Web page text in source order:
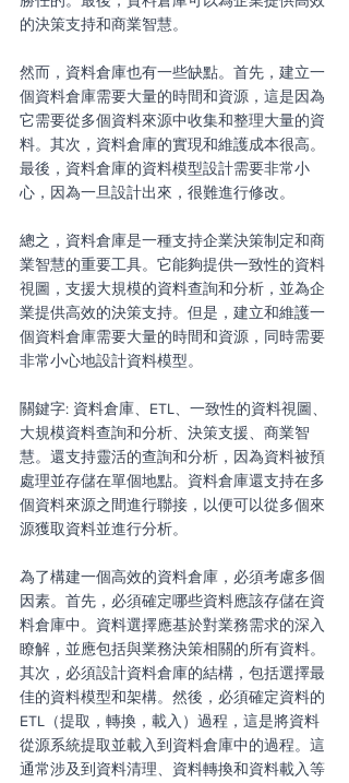
的決策支持和商業智慧。
然而，資料倉庫也有一些缺點。首先，建立一
個資料倉庫需要大量的時間和資源，這是因為
它需要從多個資料來源中收集和整理大量的資
料。其次，資料倉庫的實現和維護成本很高。
最後，資料倉庫的資料模型設計需要非常小
心，因為一旦設計出來，很難進行修改。
總之，資料倉庫是一種支持企業決策制定和商
業智慧的重要工具。它能夠提供一致性的資料
視圖，支援大規模的資料查詢和分析，並為企
業提供高效的決策支持。但是，建立和維護一
個資料倉庫需要大量的時間和資源，同時需要
非常小心地設計資料模型。
關鍵字: 資料倉庫、ETL、一致性的資料視圖、
大規模資料查詢和分析、決策支援、商業智
慧。還支持靈活的查詢和分析，因為資料被預
處理並存儲在單個地點。資料倉庫還支持在多
個資料來源之間進行聯接，以便可以從多個來
源獲取資料並進行分析。
為了構建一個高效的資料倉庫，必須考慮多個
因素。首先，必須確定哪些資料應該存儲在資
料倉庫中。資料選擇應基於對業務需求的深入
瞭解，並應包括與業務決策相關的所有資料。
其次，必須設計資料倉庫的結構，包括選擇最
佳的資料模型和架構。然後，必須確定資料的
ETL（提取，轉換，載入）過程，這是將資料
從源系統提取並載入到資料倉庫中的過程。這
通常涉及到資料清理、資料轉換和資料載入等